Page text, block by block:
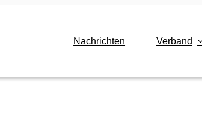
Nachrichten Verband